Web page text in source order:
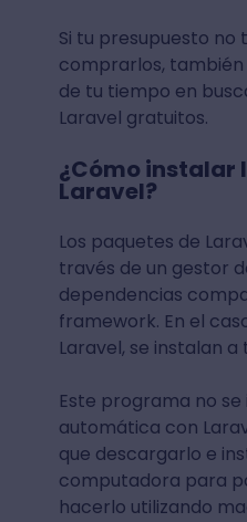
Si tu presupuesto no
comprarlos,
de tu tiempo en
Laravel gratuitos.
¿Cómo instalar
Laravel?
Los paquetes de
través de un gestor
dependencias
framework. En el
Laravel, se instalan
Este programa no
automática con
que descargarlo e
computadora para
hacerlo utilizando